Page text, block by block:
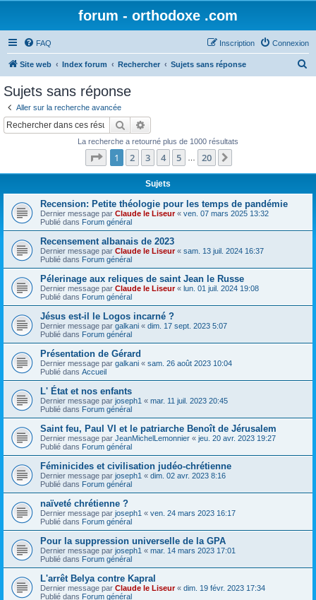
forum - orthodoxe .com
FAQ Connexion
Inscription
Site web Index forum Rechercher Sujets sans réponse
Sujets sans réponse
Aller sur la recherche avancée
Rechercher
La recherche a retourné plus de 1000 résultats
Page 1sur20
1 2 3 4 5 20
Sujets
Recension: Petite théologie pour les temps de pandémie
Dernier message par Claude le Liseur« ven. 07 mars 2025 13:32
Publié dans Forum général
Recensement albanais de 2023
Dernier message par Claude le Liseur« sam. 13 juil. 2024 16:37
Publié dans Forum général
Pélerinage aux reliques de saint Jean le Russe
Dernier message par Claude le Liseur« lun. 01 juil. 2024 19:08
Publié dans Forum général
Jésus est-il le Logos incarné ?
Dernier message par galkani « dim. 17 sept. 2023 5:07
Publié dans Forum général
Présentation de Gérard
Dernier message par galkani « sam. 26 août 2023 10:04
Publié dans Accueil
L' État et nos enfants
Dernier message par joseph1 « mar. 11 juil. 2023 20:45
Publié dans Forum général
Saint feu, Paul VI et le patriarche Benoît de Jérusalem
Dernier message par JeanMichelLemonnier « jeu. 20 avr. 2023 19:27
Publié dans Forum général
Féminicides et civilisation judéo-chrétienne
Dernier message par joseph1 « dim. 02 avr. 2023 8:16
Publié dans Forum général
naïveté chrétienne ?
Dernier message par joseph1 « ven. 24 mars 2023 16:17
Publié dans Forum général
Pour la suppression universelle de la GPA
Dernier message par joseph1 « mar. 14 mars 2023 17:01
Publié dans Forum général
L'arrêt Belya contre Kapral
Dernier message par Claude le Liseur« dim. 19 févr. 2023 17:34
Publié dans Forum général